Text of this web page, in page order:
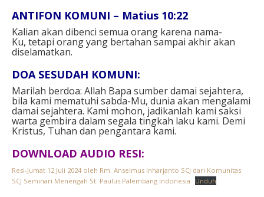
ANTIFON KOMUNI – Matius 10:22
Kalian akan dibenci semua orang karena nama-
Ku, tetapi orang yang bertahan sampai akhir akan
diselamatkan.
DOA SESUDAH KOMUNI:
Marilah berdoa: Allah Bapa sumber damai sejahtera,
bila kami mematuhi sabda-Mu, dunia akan mengalami
damai sejahtera. Kami mohon, jadikanlah kami saksi
warta gembira dalam segala tingkah laku kami. Demi
Kristus, Tuhan dan pengantara kami.
DOWNLOAD AUDIO RESI:
Resi-Jumat 12 Juli 2024 oleh Rm. Anselmus Inharjanto SCJ dari Komunitas
SCJ Seminari Menengah St. Paulus Palembang Indonesia
Unduh